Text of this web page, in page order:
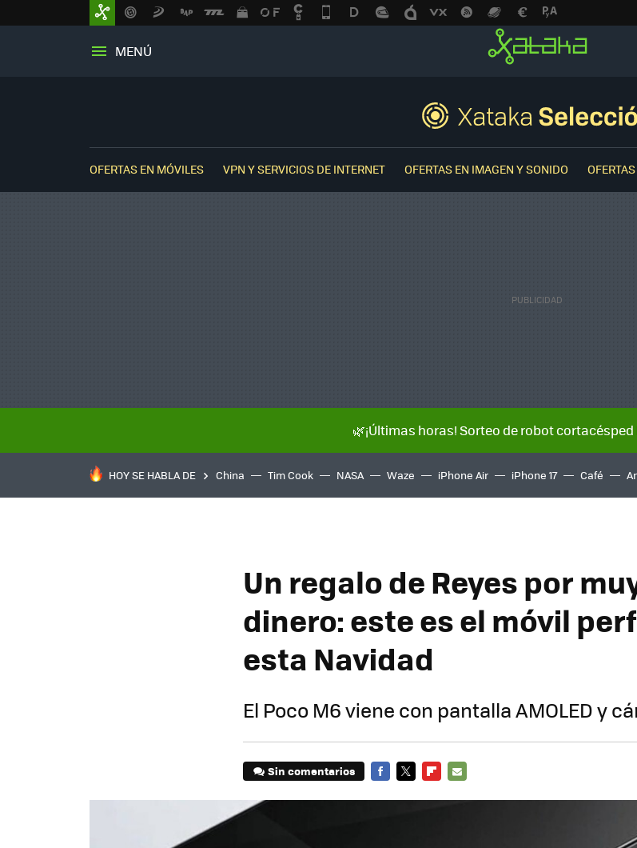
MENÚ
OFERTAS EN MÓVILES VPN Y SERVICIOS DE INTERNET OFERTAS EN IMAGEN Y SONIDO
🌿¡Últimas horas! Sorteo de robot cortacésped
HOY SE HABLA DE China Tim Cook NASA Waze iPhone Air iPhone 17 Café
Un regalo de Reyes por
dinero: este es el móvil
esta Navidad
El Poco M6 viene con pantalla AMOLED y
Sin comentarios